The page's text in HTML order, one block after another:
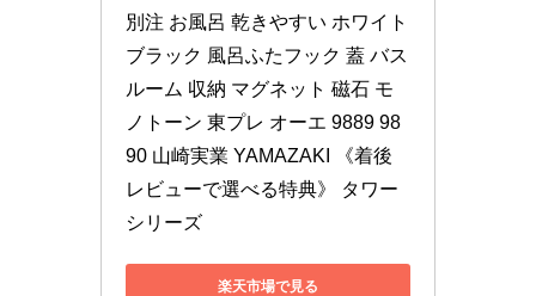
別注 お風呂 乾きやすい ホワイト
ブラック 風呂ふたフック 蓋 バス
ルーム 収納 マグネット 磁石 モ
ノトーン 東プレ オーエ 9889 98
90 山崎実業 YAMAZAKI 《着後
レビューで選べる特典》 タワー
シリーズ
楽天市場で見る